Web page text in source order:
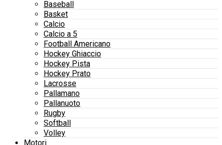
Baseball
Basket
Calcio
Calcio a 5
Football Americano
Hockey Ghiaccio
Hockey Pista
Hockey Prato
Lacrosse
Pallamano
Pallanuoto
Rugby
Softball
Volley
Motori